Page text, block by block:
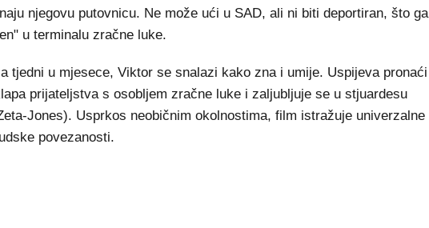
njegovu putovnicu. Ne može ući u SAD, ali ni biti deportiran, što ga
u terminalu zračne luke.
tjedni u mjesece, Viktor se snalazi kako zna i umije. Uspijeva pronaći
prijateljstva s osobljem zračne luke i zaljubljuje se u stjuardesu
Jones). Usprkos neobičnim okolnostima, film istražuje univerzalne
povezanosti.